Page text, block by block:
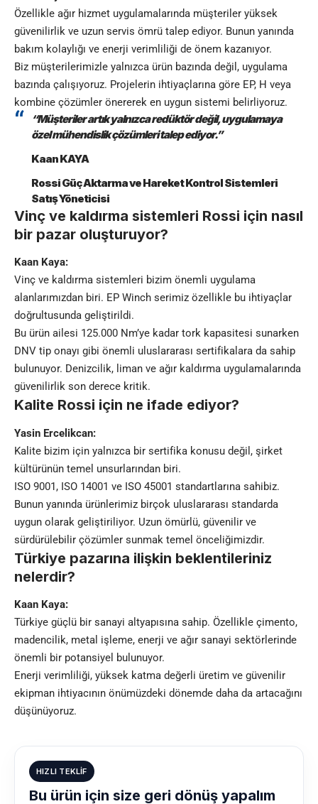
Özellikle ağır hizmet uygulamalarında müşteriler yüksek
güvenilirlik ve uzun servis ömrü talep ediyor. Bunun yanında
bakım kolaylığı ve enerji verimliliği de önem kazanıyor.
Biz müşterilerimizle yalnızca ürün bazında değil, uygulama
bazında çalışıyoruz. Projelerin ihtiyaçlarına göre EP, H veya
kombine çözümler önererek en uygun sistemi belirliyoruz.
“Müşteriler artık yalnızca redüktör değil, uygulamaya
özel mühendislik çözümleri talep ediyor.”
Kaan KAYA
Rossi Güç Aktarma ve Hareket Kontrol Sistemleri
Satış Yöneticisi
Vinç ve kaldırma sistemleri Rossi için nasıl
bir pazar oluşturuyor?
Kaan Kaya:
Vinç ve kaldırma sistemleri bizim önemli uygulama
alanlarımızdan biri. EP Winch serimiz özellikle bu ihtiyaçlar
doğrultusunda geliştirildi.
Bu ürün ailesi 125.000 Nm’ye kadar tork kapasitesi sunarken
DNV tip onayı gibi önemli uluslararası sertifikalara da sahip
bulunuyor. Denizcilik, liman ve ağır kaldırma uygulamalarında
güvenilirlik son derece kritik.
Kalite Rossi için ne ifade ediyor?
Yasin Ercelikcan:
Kalite bizim için yalnızca bir sertifika konusu değil, şirket
kültürünün temel unsurlarından biri.
ISO 9001, ISO 14001 ve ISO 45001 standartlarına sahibiz.
Bunun yanında ürünlerimiz birçok uluslararası standarda
uygun olarak geliştiriliyor. Uzun ömürlü, güvenilir ve
sürdürülebilir çözümler sunmak temel önceliğimizdir.
Türkiye pazarına ilişkin beklentileriniz
nelerdir?
Kaan Kaya:
Türkiye güçlü bir sanayi altyapısına sahip. Özellikle çimento,
madencilik, metal işleme, enerji ve ağır sanayi sektörlerinde
önemli bir potansiyel bulunuyor.
Enerji verimliliği, yüksek katma değerli üretim ve güvenilir
ekipman ihtiyacının önümüzdeki dönemde daha da artacağını
düşünüyoruz.
HIZLI TEKLIF
Bu ürün için size geri dönüş yapalım